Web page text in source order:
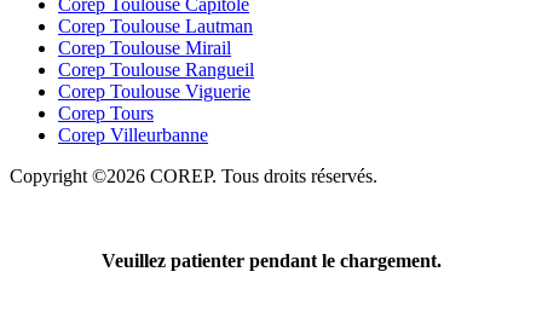
Corep Toulouse Lautman
Corep Toulouse Mirail
Corep Toulouse Rangueil
Corep Toulouse Viguerie
Corep Tours
Corep Villeurbanne
Copyright ©2026 COREP. Tous droits réservés.
Veuillez patienter pendant le chargement.